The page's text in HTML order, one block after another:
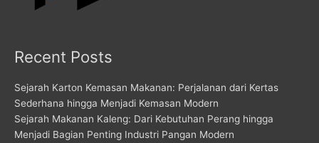
Recent Posts
Sejarah Karton Kemasan Makanan: Perjalanan dari Kertas
Sederhana hingga Menjadi Kemasan Modern
Sejarah Makanan Kaleng: Dari Kebutuhan Perang hingga
Menjadi Bagian Penting Industri Pangan Modern